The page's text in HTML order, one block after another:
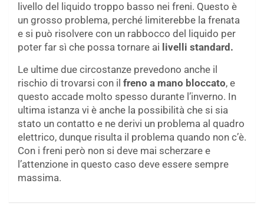
livello del liquido troppo basso nei freni. Questo è
un grosso problema, perché limiterebbe la frenata
e si può risolvere con un rabbocco del liquido per
poter far sì che possa tornare ai livelli standard.
Le ultime due circostanze prevedono anche il
rischio di trovarsi con il freno a mano bloccato, e
questo accade molto spesso durante l’inverno. In
ultima istanza vi è anche la possibilità che si sia
stato un contatto e ne derivi un problema al quadro
elettrico, dunque risulta il problema quando non c’è.
Con i freni però non si deve mai scherzare e
l’attenzione in questo caso deve essere sempre
massima.